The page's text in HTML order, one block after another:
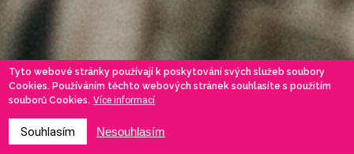
Tyto webové stránky používají k poskytování svých služeb soubory
Cookies. Používáním těchto webových stránek souhlasíte s použitím
souborů Cookies. Více informací
Souhlasím Nesouhlasím